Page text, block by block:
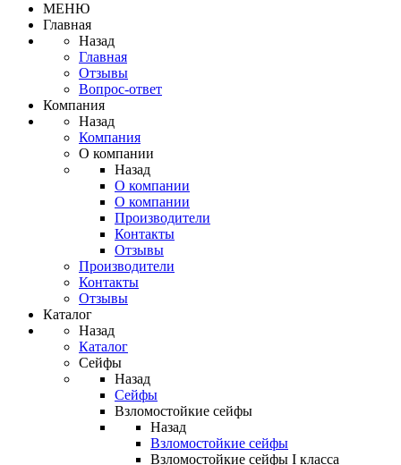
МЕНЮ
Главная
Назад
Главная
Отзывы
Вопрос-ответ
Компания
Назад
Компания
О компании
Назад
О компании
О компании
Производители
Контакты
Отзывы
Производители
Контакты
Отзывы
Каталог
Назад
Каталог
Сейфы
Назад
Сейфы
Взломостойкие сейфы
Назад
Взломостойкие сейфы
Взломостойкие сейфы I класса